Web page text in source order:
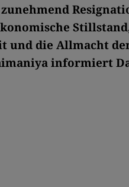
und die Allmacht
informiert